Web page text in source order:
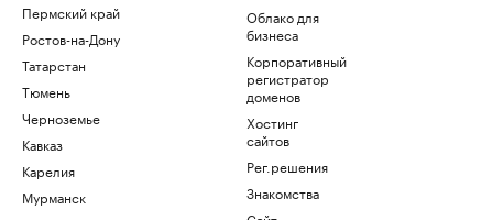
Пермский край
Ростов-на-Дону
Татарстан
Тюмень
Черноземье
Кавказ
Карелия
Мурманск
Облако для
бизнеса
Корпоративный
регистратор
доменов
Хостинг
сайтов
Рег.решения
Знакомства